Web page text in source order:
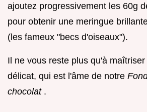
ajoutez progressivement les 60g
pour obtenir une meringue
(les fameux "becs d'oiseaux").
Il ne vous reste plus qu'à
délicat, qui est l'âme de notre
chocolat .